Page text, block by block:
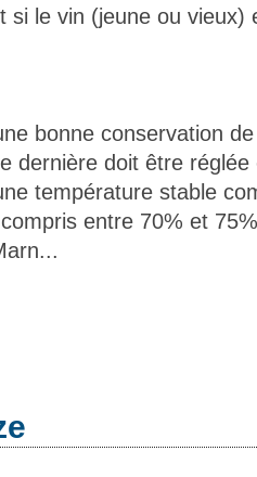
si le vin (jeune ou vieux)
bonne conservation
dernière doit être réglée
température stable
entre 70% et